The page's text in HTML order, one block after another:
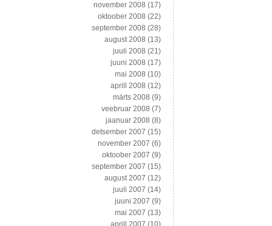
november 2008 (17)
oktoober 2008 (22)
september 2008 (28)
august 2008 (13)
juuli 2008 (21)
juuni 2008 (17)
mai 2008 (10)
aprill 2008 (12)
märts 2008 (9)
veebruar 2008 (7)
jaanuar 2008 (8)
detsember 2007 (15)
november 2007 (6)
oktoober 2007 (9)
september 2007 (15)
august 2007 (12)
juuli 2007 (14)
juuni 2007 (9)
mai 2007 (13)
aprill 2007 (10)